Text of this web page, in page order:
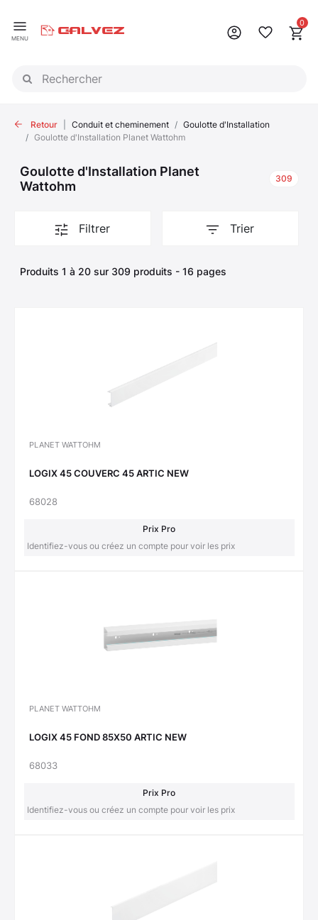
MENU
0
Retour Conduit et cheminement
Goulotte d'Installation
Goulotte d'Installation Planet Wattohm
Goulotte d'Installation Planet
Wattohm
309
Filtrer Trier
Produits 1 à 20 sur 309 produits - 16 pages
PLANET WATTOHM
LOGIX 45 COUVERC 45 ARTIC NEW
68028
Prix Pro
Identifiez-vous ou créez un compte pour voir les prix
PLANET WATTOHM
LOGIX 45 FOND 85X50 ARTIC NEW
68033
Prix Pro
Identifiez-vous ou créez un compte pour voir les prix